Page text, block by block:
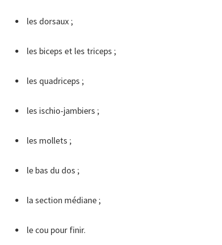
les dorsaux ;
les biceps et les triceps ;
les quadriceps ;
les ischio-jambiers ;
les mollets ;
le bas du dos ;
la section médiane ;
le cou pour finir.